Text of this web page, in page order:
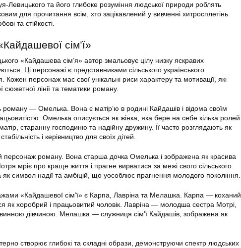
Левицького та його глибоке розуміння людської природи роблять
для прочитання всім, хто зацікавлений у вивченні хитросплетінь
та стійкості.
сім’ї»
«Кайдашева сім’я» автор змальовує цілу низку яскравих
Ці персонажі є представниками сільського українського
Кожен персонаж має свої унікальні риси характеру та мотивації, які
сюжетної лінії та тематики роману.
роману — Омелька. Вона є матір’ю в родині Кайдашів і відома своїм
Омелька описується як жінка, яка бере на себе кілька ролей
старанну господиню та надійну дружину. Її часто розглядають як
і керівництво для своїх дітей.
роману. Вона старша дочка Омелька і зображена як красива
мріє про краще життя і прагне вирватися за межі свого сільського
символ надії та амбіцій, що уособлює прагнення молодого покоління.
«Кайдашевої сім’ї» є Карпа, Лавріна та Мелашка. Карпа — коханий
як хоробрий і працьовитий чоловік. Лавріна — молодша сестра Мотрі,
дівчиною. Мелашка — служниця сім’ї Кайдашів, зображена як
створює глибокі та складні образи, демонструючи спектр людських